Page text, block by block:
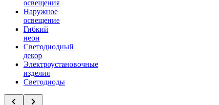
освещения
Наружное
освещение
Гибкий
неон
Светодиодный
декор
Электроустановочные
изделия
Светодиоды